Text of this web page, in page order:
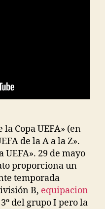
Copa UEFA» (en
de la A a la Z».
UEFA». 29 de mayo
proporciona un
temporada
B, equipacion
del grupo I pero la